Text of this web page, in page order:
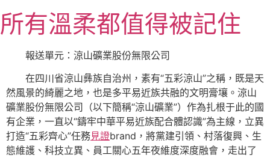
至
主所有溫柔都值得被記住
報送單元：涼山礦業股份無限公司
在四川省涼山彝族自治州，素有“五彩涼山”之稱，既是天
然風景的綺麗之地，也是多平易近族共融的文明膏壤。涼山
礦業股份無限公司（以下簡稱“涼山礦業”）作為扎根于此的國
有企業，一直以“鑄牢中華平易近族配合體認識”為主線，立異
打造“五彩齊心”任務見證brand，將黨建引領、村落復興、生
態維護、科技立異、員工關心五年夜維度深度融會，走出了